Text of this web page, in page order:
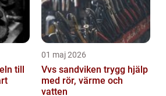
till
01 maj 2026
Vvs sandviken trygg hjälp
med rör, värme och
vatten